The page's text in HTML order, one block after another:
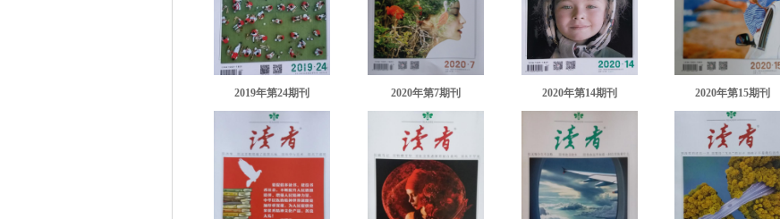
2019年第24期刊 2020年第7期刊 2020年第14期刊 2020年第15期刊